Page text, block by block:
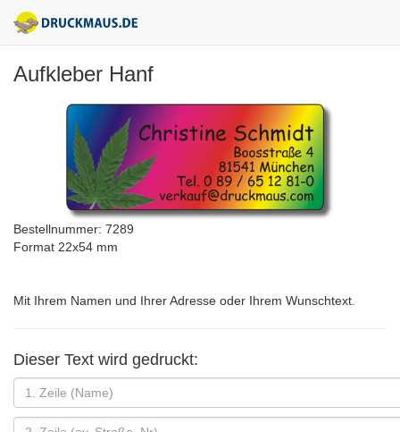
Aufkleber Hanf
Bestellnummer: 7289
Format 22x54 mm
Mit Ihrem Namen und Ihrer Adresse oder Ihrem Wunschtext.
Dieser Text wird gedruckt: